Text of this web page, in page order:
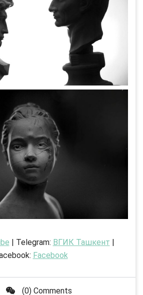
| Telegram: ВГИК Ташкент |
Facebook
(0) Comments